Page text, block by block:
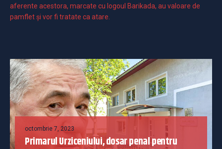
aferente acestora, marcate cu logoul Barikada, au valoare de
pamflet și vor fi tratate ca atare.
octombrie 7, 2023
Primarul Urziceniului, dosar penal pentru